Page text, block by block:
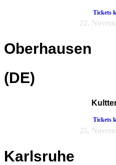
Tickets
22.
Oberhausen
(DE)
Tickets
25.
Karlsruhe